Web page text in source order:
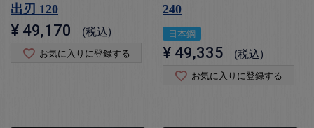
出刃 120
¥ 49,170 税込
お気に入りに登録する
240
日本鋼
¥ 49,335 税込
お気に入りに登録する